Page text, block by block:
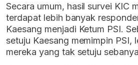
Secara umum, hasil survei KIC
terdapat lebih banyak
Kaesang menjadi Ketum PSI.
setuju Kaesang memimpin PSI,
mereka yang tak setuju